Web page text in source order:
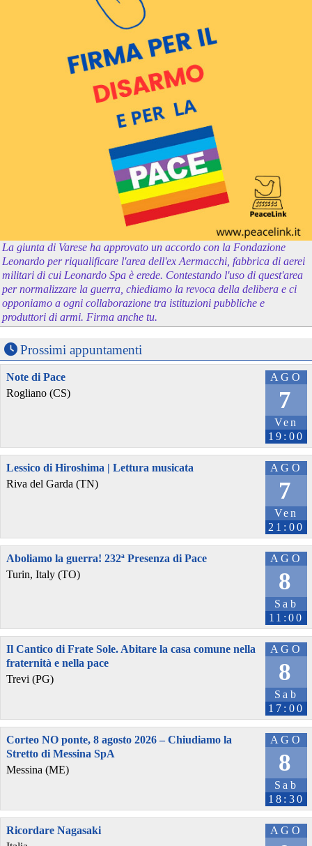
La giunta di Varese ha approvato un accordo con la Fondazione
Leonardo per riqualificare l'area dell'ex Aermacchi, fabbrica di aerei
militari di cui Leonardo Spa è erede. Contestando l'uso di quest'area
per normalizzare la guerra, chiediamo la revoca della delibera e ci
opponiamo a ogni collaborazione tra istituzioni pubbliche e
produttori di armi. Firma anche tu.
Prossimi appuntamenti
AGO
7
Ven
19:00
Note di Pace
Rogliano (CS)
AGO
7
Ven
21:00
Lessico di Hiroshima | Lettura musicata
Riva del Garda (TN)
AGO
8
Sab
11:00
Aboliamo la guerra! 232ª Presenza di Pace
Turin, Italy (TO)
AGO
8
Sab
17:00
Il Cantico di Frate Sole. Abitare la casa comune nella
fraternità e nella pace
Trevi (PG)
AGO
8
Sab
18:30
Corteo NO ponte, 8 agosto 2026 – Chiudiamo la
Stretto di Messina SpA
Messina (ME)
AGO
Ricordare Nagasaki